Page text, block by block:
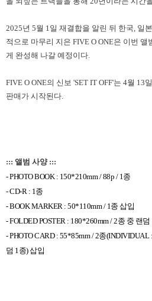
2025년 5월 1일 재결합을 알린 뒤 한국, 일본
적으로 마무리 지은 FIVE O ONE은 이번 앨
게 완성해 나갈 예정이다.
FIVE O ONE의 신보 'SET IT OFF'는 4월 13
판매가 시작된다.
::: 앨범 사양 :::
- PHOTO BOOK : 150*210mm / 88p / 1종
- CD-R : 1종
- BOOK MARKER : 50*110mm / 1종 삽입
- FOLDED POSTER : 180*260mm / 2종 중 랜덤
- PHOTO CARD : 55*85mm / 2종(INDIVIDUAL
덤 1종)삽입